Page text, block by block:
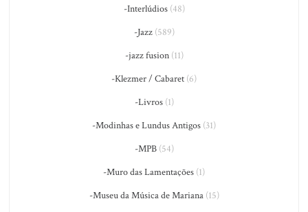
-Interlúdios(48)
-Jazz(589)
-jazz fusion(11)
-Klezmer / Cabaret (6)
-Livros(1)
-Modinhas e Lundus Antigos (31)
-MPB(54)
-Muro das Lamentações (1)
-Museu da Música de Mariana(15)